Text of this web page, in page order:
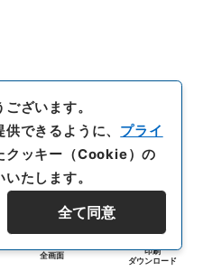
全画面
印刷
ダウンロード
ざいます。
できるように、 プライ
クッキー（Cookie）の
たします。
全て同意